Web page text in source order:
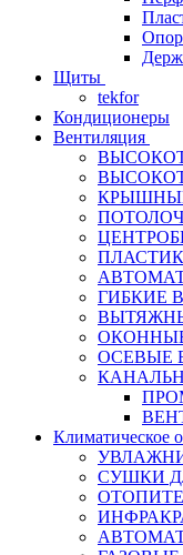
Щиты
tekfor
Кондиционеры
Вентиляция
ГИБКИЕ
ОСЕВЫЕ
Климатическое
СУШКИ